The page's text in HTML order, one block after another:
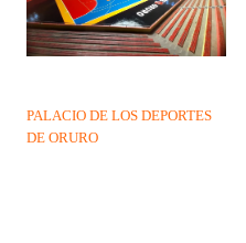
PALACIO DE LOS DEPORTES
DE ORURO